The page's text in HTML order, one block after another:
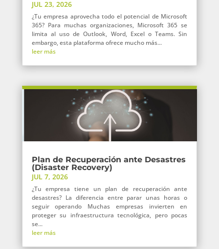
JUL 23, 2026
¿Tu empresa aprovecha todo el potencial de Microsoft
365? Para muchas organizaciones, Microsoft 365 se
limita al uso de Outlook, Word, Excel o Teams. Sin
embargo, esta plataforma ofrece mucho más...
leer más
Plan de Recuperación ante Desastres
(Disaster Recovery)
JUL 7, 2026
¿Tu empresa tiene un plan de recuperación ante
desastres? La diferencia entre parar unas horas o
seguir operando Muchas empresas invierten en
proteger su infraestructura tecnológica, pero pocas
se...
leer más